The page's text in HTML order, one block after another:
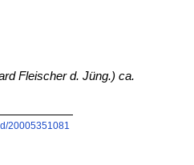
Fleischer d. Jüng.) ca.
20005351081